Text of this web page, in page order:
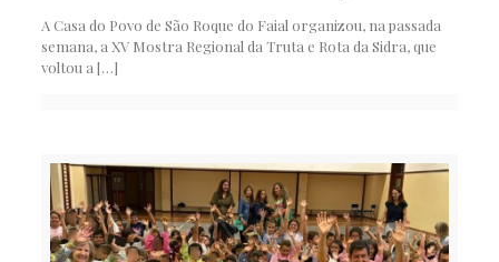
A Casa do Povo de São Roque do Faial organizou, na passada
semana, a XV Mostra Regional da Truta e Rota da Sidra, que
voltou a […]